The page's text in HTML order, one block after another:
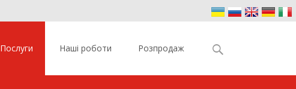
Послуги Наші роботи Розпродаж Найти: